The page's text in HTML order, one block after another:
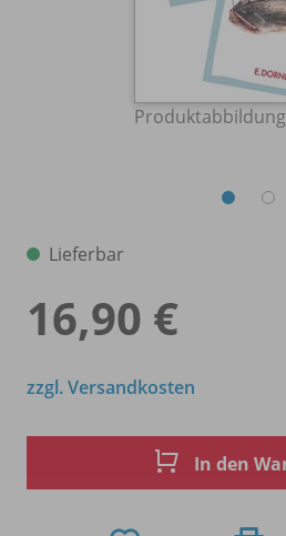
Produktabbildung
Lieferbar
16,90 €
zzgl. Versandkosten
In den